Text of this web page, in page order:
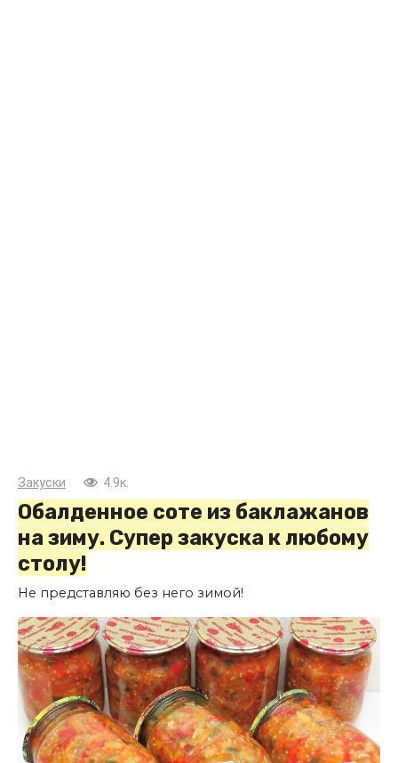
Закуски 4.9к.
Обалденное соте из баклажанов
на зиму. Супер закуска к любому
столу!
Не представляю без него зимой!